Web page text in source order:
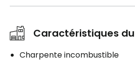
Caractéristiques
Charpente incombustible